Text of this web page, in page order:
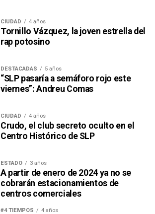
CIUDAD 4 años
Tornillo Vázquez, la joven estrella del
rap potosino
DESTACADAS 5 años
“SLP pasaría a semáforo rojo este
viernes”: Andreu Comas
CIUDAD 4 años
Crudo, el club secreto oculto en el
Centro Histórico de SLP
ESTADO 3 años
A partir de enero de 2024 ya no se
cobrarán estacionamientos de
centros comerciales
#4 TIEMPOS 4 años